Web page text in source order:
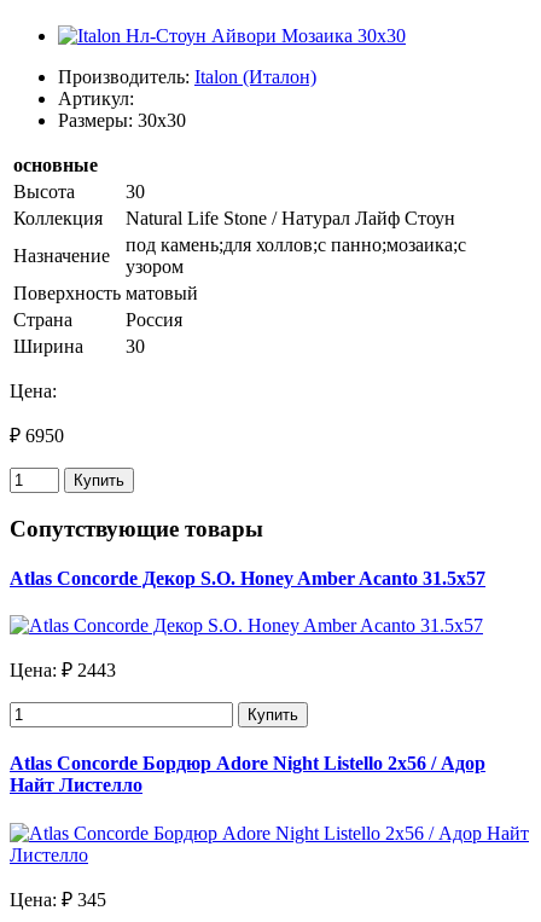
Производитель: Italon (Италон)
Артикул:
Размеры: 30x30
основные
Высота
30
Коллекция
Natural Life Stone / Натурал Лайф Стоун
Назначение
под камень;для холлов;с панно;мозаика;с
узором
Поверхность матовый
Страна
Россия
Ширина
30
Цена:
₽ 6950
Купить
Сопутствующие товары
Atlas Concorde Декор S.O. Honey Amber Acanto 31.5х57
Цена: ₽ 2443
Купить
Atlas Concorde Бордюр Adore Night Listello 2х56 / Адор
Найт Листелло
Цена: ₽ 345